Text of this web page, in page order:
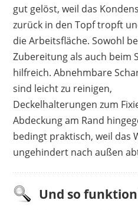
gut gelöst, weil das
zurück in den Topf tropft
die Arbeitsfläche. Sowohl
Zubereitung als auch beim
hilfreich. Abnehmbare
sind leicht zu reinigen,
Deckelhalterungen zum
Abdeckung am Rand
bedingt praktisch, weil das
ungehindert nach außen
Und so